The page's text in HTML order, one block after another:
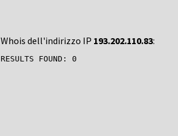
Whois dell'indirizzo IP 193.202.110.83: